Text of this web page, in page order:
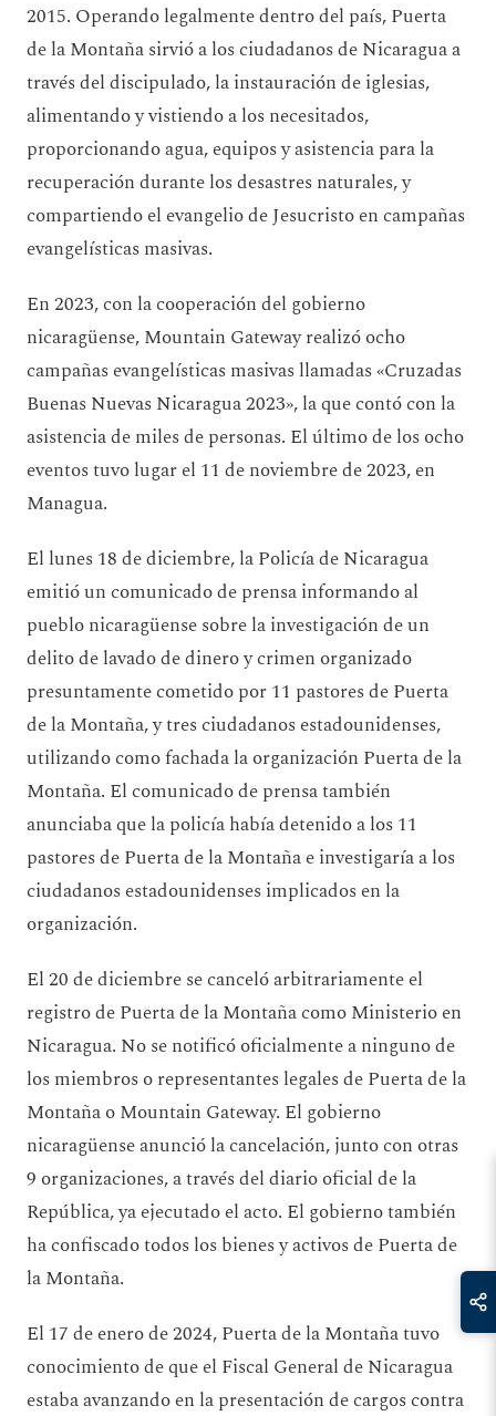
2015. Operando legalmente dentro del país, Puerta
de la Montaña sirvió a los ciudadanos de Nicaragua a
través del discipulado, la instauración de iglesias,
alimentando y vistiendo a los necesitados,
proporcionando agua, equipos y asistencia para la
recuperación durante los desastres naturales, y
compartiendo el evangelio de Jesucristo en campañas
evangelísticas masivas.
En 2023, con la cooperación del gobierno
nicaragüense, Mountain Gateway realizó ocho
campañas evangelísticas masivas llamadas «Cruzadas
Buenas Nuevas Nicaragua 2023», la que contó con la
asistencia de miles de personas. El último de los ocho
eventos tuvo lugar el 11 de noviembre de 2023, en
Managua.
El lunes 18 de diciembre, la Policía de Nicaragua
emitió un comunicado de prensa informando al
pueblo nicaragüense sobre la investigación de un
delito de lavado de dinero y crimen organizado
presuntamente cometido por 11 pastores de Puerta
de la Montaña, y tres ciudadanos estadounidenses,
utilizando como fachada la organización Puerta de la
Montaña. El comunicado de prensa también
anunciaba que la policía había detenido a los 11
pastores de Puerta de la Montaña e investigaría a los
ciudadanos estadounidenses implicados en la
organización.
El 20 de diciembre se canceló arbitrariamente el
registro de Puerta de la Montaña como Ministerio en
Nicaragua. No se notificó oficialmente a ninguno de
los miembros o representantes legales de Puerta de la
Montaña o Mountain Gateway. El gobierno
nicaragüense anunció la cancelación, junto con otras
9 organizaciones, a través del diario oficial de la
República, ya ejecutado el acto. El gobierno también
ha confiscado todos los bienes y activos de Puerta de
la Montaña.
El 17 de enero de 2024, Puerta de la Montaña tuvo
conocimiento de que el Fiscal General de Nicaragua
estaba avanzando en la presentación de cargos contra